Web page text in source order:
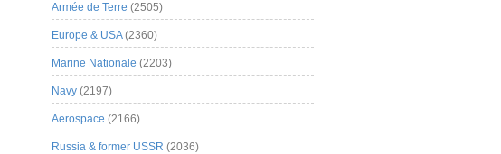
Armée de Terre (2505)
Europe & USA(2360)
Marine Nationale (2203)
Navy (2197)
Aerospace (2166)
Russia & former USSR (2036)